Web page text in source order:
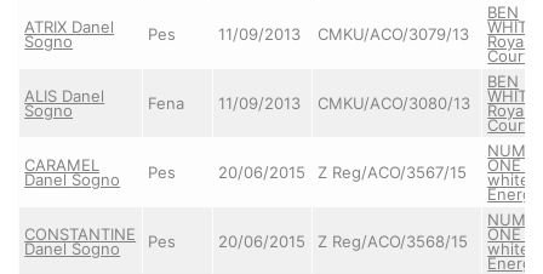
ATRIX Danel
Sogno Pes 11/09/2013 CMKU/ACO/3079/13
BEN
WHITE
Royal
Court
ALIS Danel
Sogno Fena 11/09/2013 CMKU/ACO/3080/13
BEN
WHITE
Royal
Court
CARAMEL
Danel Sogno Pes 20/06/2015 Z Reg/ACO/3567/15 ONE of
white
Energy
CONSTANTINE
Danel Sogno Pes 20/06/2015 Z Reg/ACO/3568/15 ONE of
white
Energy